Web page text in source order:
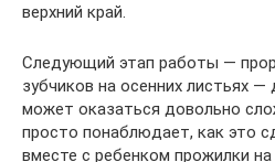
верхний край.
Следующий этап работы —
зубчиков на осенних листьях
может оказаться довольно
просто понаблюдает, как это
вместе с ребенком прожилки